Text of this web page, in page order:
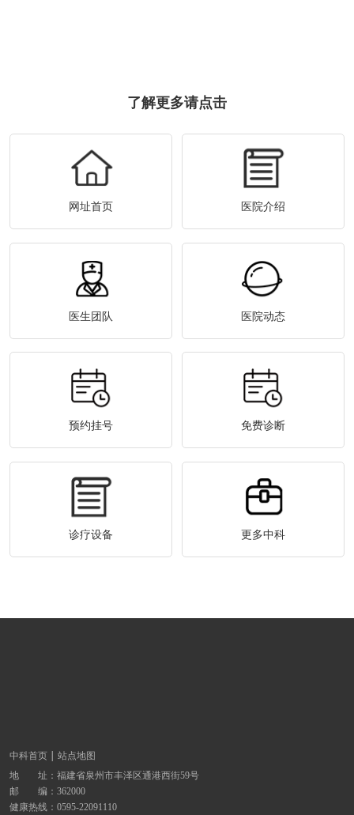
了解更多请点击
网址首页 医院介绍
医生团队 医院动态
预约挂号 免费诊断
诊疗设备 更多中科
中科首页
站点地图
地 址： 福建省泉州市丰泽区通港西街59号
邮 编：362000
健康热线： 0595-22091110